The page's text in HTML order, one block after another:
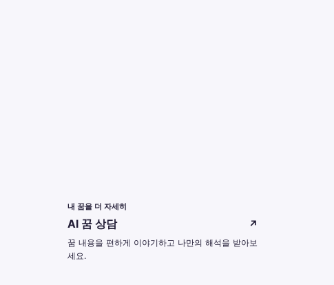
내 꿈을 더 자세히
AI 꿈 상담 ↗
꿈 내용을 편하게 이야기하고 나만의 해석을 받아보
세요.